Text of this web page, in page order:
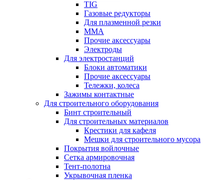
TIG
Газовые редукторы
Для плазменной резки
ММА
Прочие аксессуары
Электроды
Для электростанций
Блоки автоматики
Прочие аксессуары
Тележки, колеса
Зажимы контактные
Для строительного оборудования
Бинт строительный
Для строительных материалов
Крестики для кафеля
Мешки для строительного мусора
Покрытия войлочные
Сетка армировочная
Тент-полотна
Укрывочная пленка